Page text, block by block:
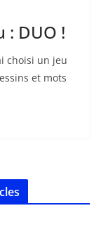
: DUO !
choisi un jeu
et mots